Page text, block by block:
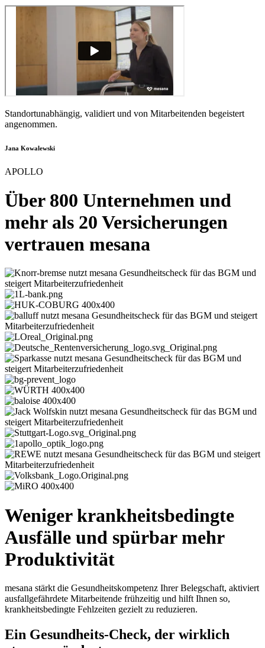
Standortunabhängig, validiert und von Mitarbeitenden begeistert
angenommen.
Jana Kowalewski
APOLLO
Über 800 Unternehmen und
mehr als 20 Versicherungen
vertrauen mesana
Weniger krankheitsbedingte
Ausfälle und spürbar mehr
Produktivität
mesana stärkt die Gesundheitskompetenz Ihrer Belegschaft, aktiviert
ausfallgefährdete Mitarbeitende frühzeitig und hilft Ihnen so,
krankheitsbedingte Fehlzeiten gezielt zu reduzieren.
Ein Gesundheits-Check, der wirklich